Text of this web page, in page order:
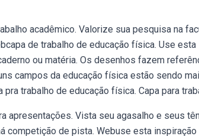
acadêmico. Valorize sua pesquisa na
de trabalho de educação física. Use
ou matéria. Os desenhos fazem
campos da educação física estão sendo
pra trabalho de educação física. Capa para
apresentações. Vista seu agasalho e seus
competição de pista. Webuse esta